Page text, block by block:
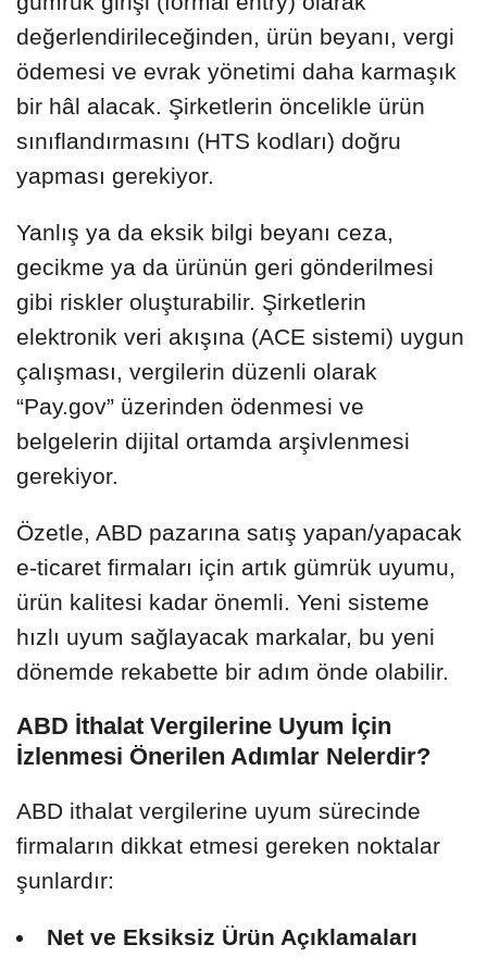
değerlendirileceğinden, ürün beyanı, vergi
ödemesi ve evrak yönetimi daha karmaşık
bir hâl alacak. Şirketlerin öncelikle ürün
sınıflandırmasını (HTS kodları) doğru
yapması gerekiyor.
Yanlış ya da eksik bilgi beyanı ceza,
gecikme ya da ürünün geri gönderilmesi
gibi riskler oluşturabilir. Şirketlerin
elektronik veri akışına (ACE sistemi) uygun
çalışması, vergilerin düzenli olarak
“Pay.gov” üzerinden ödenmesi ve
belgelerin dijital ortamda arşivlenmesi
gerekiyor.
Özetle, ABD pazarına satış yapan/yapacak
e-ticaret firmaları için artık gümrük uyumu,
ürün kalitesi kadar önemli. Yeni sisteme
hızlı uyum sağlayacak markalar, bu yeni
dönemde rekabette bir adım önde olabilir.
ABD İthalat Vergilerine Uyum İçin
İzlenmesi Önerilen Adımlar Nelerdir?
ABD ithalat vergilerine uyum sürecinde
firmaların dikkat etmesi gereken noktalar
şunlardır:
Net ve Eksiksiz Ürün Açıklamaları